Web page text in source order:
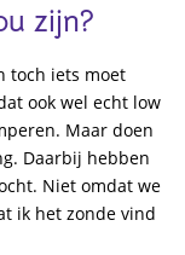
zijn?
toch iets moet
ook wel echt low
Maar doen
Daarbij hebben
Niet omdat we
ik het zonde vind